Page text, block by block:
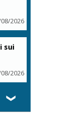
2026
sui
2026
❯